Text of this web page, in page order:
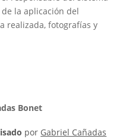
la aplicación del
realizada, fotografías y
Bonet
por Gabriel Cañadas